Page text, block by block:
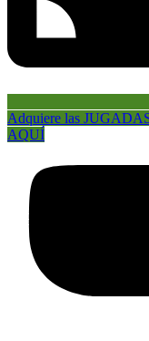
Adquiere las
AQUÍ